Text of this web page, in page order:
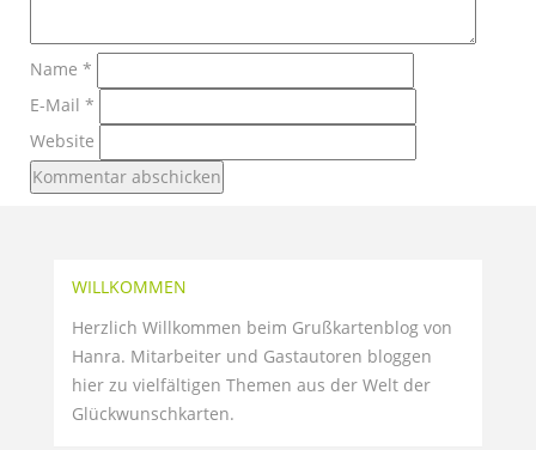
Name *
E-Mail *
Website
WILLKOMMEN
Herzlich Willkommen beim Grußkartenblog von
Hanra. Mitarbeiter und Gastautoren bloggen
hier zu vielfältigen Themen aus der Welt der
Glückwunschkarten.